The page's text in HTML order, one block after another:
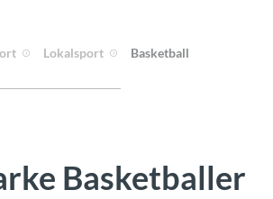
Lokalsport Basketball
Basketballer